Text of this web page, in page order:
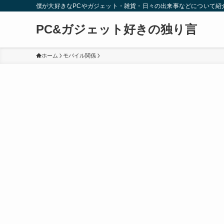
僕が大好きなPCやガジェット・雑貨・日々の出来事などについて紹
PC&ガジェット好きの独り言
ホーム モバイル関係